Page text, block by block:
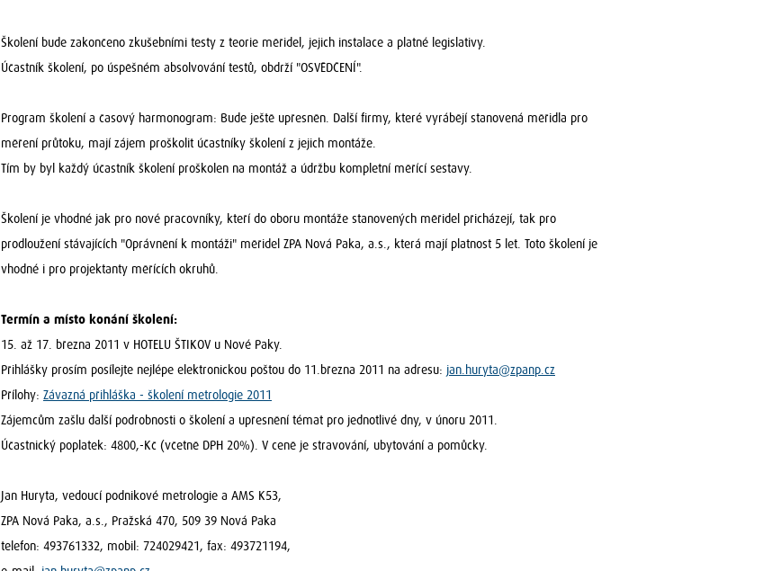
Školení bude zakončeno zkušebními testy z teorie měřidel, jejich instalace a platné legislativy.
Účastník školení, po úspěšném absolvování testů, obdrží "OSVĚDČENÍ".
Program školení a časový harmonogram: Bude ještě upřesněn. Další firmy, které vyrábějí stanovená měřidla pro
měření průtoku, mají zájem proškolit účastníky školení z jejich montáže.
Tím by byl každý účastník školení proškolen na montáž a údržbu kompletní měřící sestavy.
Školení je vhodné jak pro nové pracovníky, kteří do oboru montáže stanovených měřidel přicházejí, tak pro
prodloužení stávajících "Oprávnění k montáži" měřidel ZPA Nová Paka, a.s., která mají platnost 5 let. Toto školení je
vhodné i pro projektanty měřících okruhů.
Termín a místo konání školení:
15. až 17. března 2011 v HOTELU ŠTIKOV u Nové Paky.
Přihlášky prosím posílejte nejlépe elektronickou poštou do 11.března 2011 na adresu: jan.huryta@zpanp.cz
Přílohy: Závazná přihláška - školení metrologie 2011
Zájemcům zašlu další podrobnosti o školení a upřesnění témat pro jednotlivé dny, v únoru 2011.
Účastnický poplatek: 4800,-Kč (včetně DPH 20%). V ceně je stravování, ubytování a pomůcky.
Jan Huryta, vedoucí podnikové metrologie a AMS K53,
ZPA Nová Paka, a.s., Pražská 470, 509 39 Nová Paka
telefon: 493761332, mobil: 724029421, fax: 493721194,